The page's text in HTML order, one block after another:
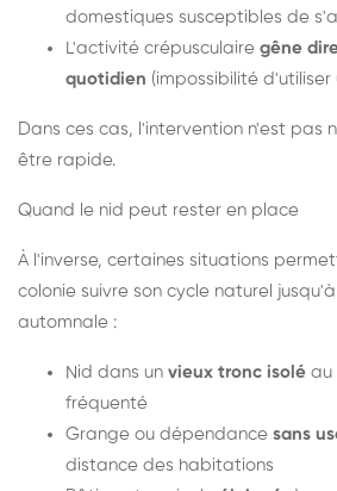
domestiques susceptibles de
L'activité crépusculaire gêne
quotidien (impossibilité d'utiliser
Dans ces cas, l'intervention n'est pas
être rapide.
Quand le nid peut rester en place
À l'inverse, certaines situations
colonie suivre son cycle naturel
automnale :
Nid dans un vieux tronc isolé au
fréquenté
Grange ou dépendance sans
distance des habitations